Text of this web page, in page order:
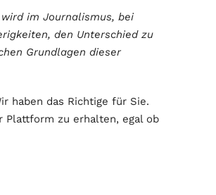
im Journalismus, bei
den Unterschied zu
Grundlagen dieser
haben das Richtige für Sie.
Plattform zu erhalten, egal ob